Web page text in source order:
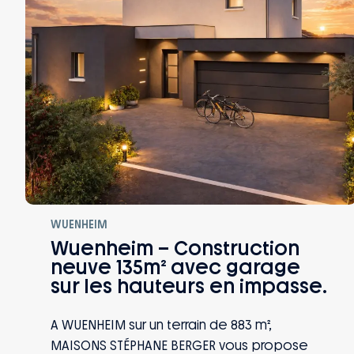
WUENHEIM
Wuenheim – Construction
neuve 135m² avec garage
sur les hauteurs en impasse.
A WUENHEIM sur un terrain de 883 m²,
MAISONS STÉPHANE BERGER vous propose